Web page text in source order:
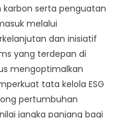
serta penguatan
melalui
dan inisiatif
yang terdepan di
mengoptimalkan
tata kelola ESG
pertumbuhan
jangka panjang bagi